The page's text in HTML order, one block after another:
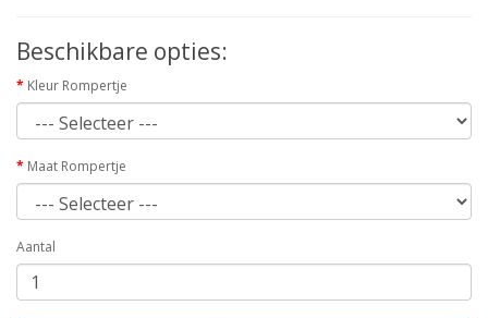
Beschikbare opties:
Kleur Rompertje
Maat Rompertje
Aantal